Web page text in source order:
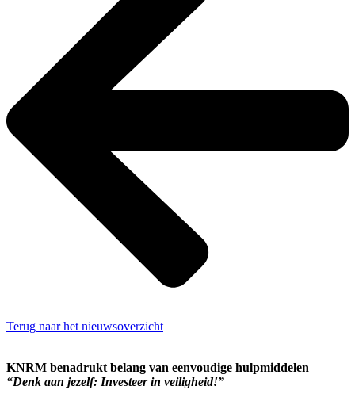
Terug naar het nieuwsoverzicht
KNRM benadrukt belang van eenvoudige hulpmiddelen
“Denk aan jezelf: Investeer in veiligheid!”